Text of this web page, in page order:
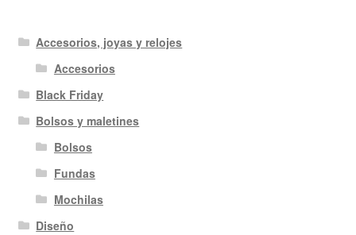
Accesorios, joyas y relojes
Accesorios
Black Friday
Bolsos y maletines
Bolsos
Fundas
Mochilas
Diseño